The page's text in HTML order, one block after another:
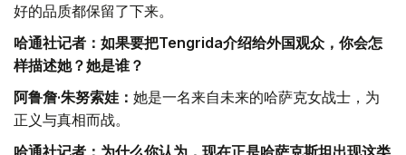
好的品质都保留了下来。
哈通社记者：如果要把Tengrida介绍给外国观众，你会怎
样描述她？她是谁？
阿鲁詹·朱努索娃： 她是一名来自未来的哈萨克女战士，为
正义与真相而战。
哈通社记者：为什么你认为，现在正是哈萨克斯坦出现这类